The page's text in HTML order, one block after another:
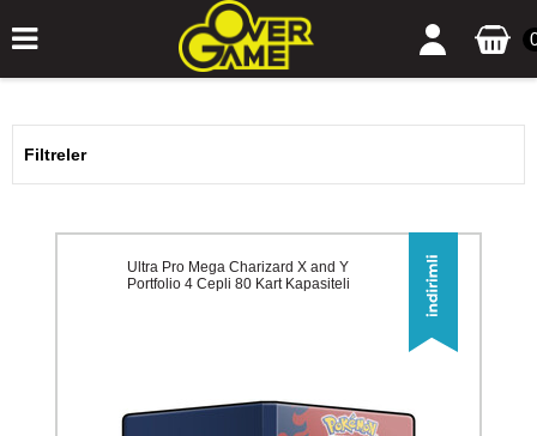
Filtreler
Ultra Pro Mega Charizard X and Y
Portfolio 4 Cepli 80 Kart Kapasiteli